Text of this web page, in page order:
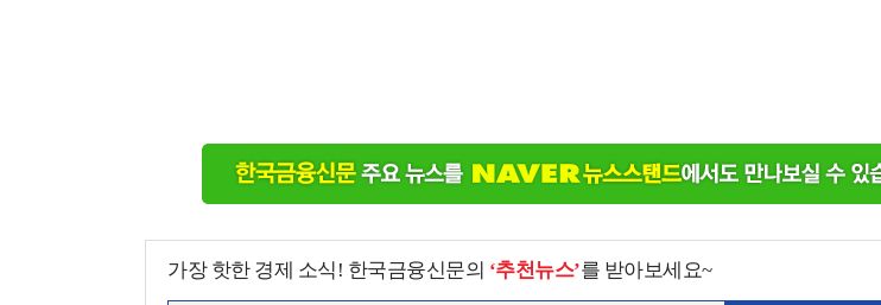
가장 핫한 경제 소식! 한국금융신문의 ‘추천뉴스’를 받아보세요~